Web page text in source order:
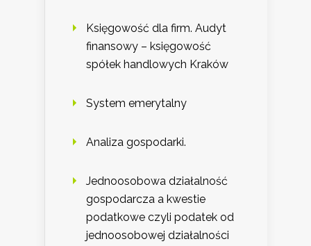
Księgowość dla firm. Audyt
finansowy – księgowość
spółek handlowych Kraków
System emerytalny
Analiza gospodarki.
Jednoosobowa działalność
gospodarcza a kwestie
podatkowe czyli podatek od
jednoosobowej działalności